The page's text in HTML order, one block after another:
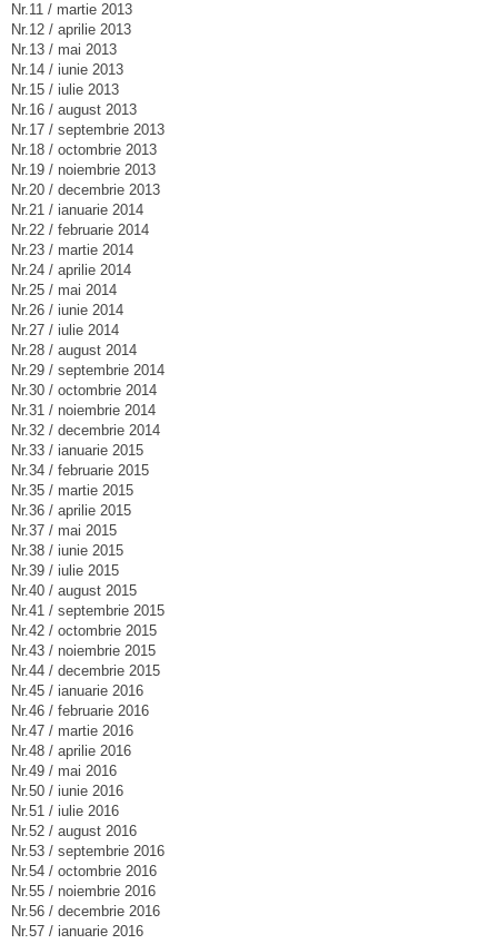
Nr.11 / martie 2013
Nr.12 / aprilie 2013
Nr.13 / mai 2013
Nr.14 / iunie 2013
Nr.15 / iulie 2013
Nr.16 / august 2013
Nr.17 / septembrie 2013
Nr.18 / octombrie 2013
Nr.19 / noiembrie 2013
Nr.20 / decembrie 2013
Nr.21 / ianuarie 2014
Nr.22 / februarie 2014
Nr.23 / martie 2014
Nr.24 / aprilie 2014
Nr.25 / mai 2014
Nr.26 / iunie 2014
Nr.27 / iulie 2014
Nr.28 / august 2014
Nr.29 / septembrie 2014
Nr.30 / octombrie 2014
Nr.31 / noiembrie 2014
Nr.32 / decembrie 2014
Nr.33 / ianuarie 2015
Nr.34 / februarie 2015
Nr.35 / martie 2015
Nr.36 / aprilie 2015
Nr.37 / mai 2015
Nr.38 / iunie 2015
Nr.39 / iulie 2015
Nr.40 / august 2015
Nr.41 / septembrie 2015
Nr.42 / octombrie 2015
Nr.43 / noiembrie 2015
Nr.44 / decembrie 2015
Nr.45 / ianuarie 2016
Nr.46 / februarie 2016
Nr.47 / martie 2016
Nr.48 / aprilie 2016
Nr.49 / mai 2016
Nr.50 / iunie 2016
Nr.51 / iulie 2016
Nr.52 / august 2016
Nr.53 / septembrie 2016
Nr.54 / octombrie 2016
Nr.55 / noiembrie 2016
Nr.56 / decembrie 2016
Nr.57 / ianuarie 2016